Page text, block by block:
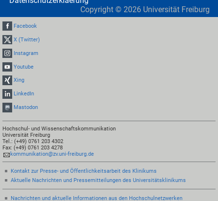
Copyright © 2026 Universität Freiburg
Facebook
X (Twitter)
Instagram
Youtube
Xing
LinkedIn
Mastodon
Hochschul- und Wissenschaftskommunikation
Universität Freiburg
Tel.: (+49) 0761 203 4302
Fax: (+49) 0761 203 4278
kommunikation@zv.uni-freiburg.de
Kontakt zur Presse- und Öffentlichkeitsarbeit des Klinikums
Aktuelle Nachrichten und Pressemitteilungen des Universitätsklinikums
Nachrichten und aktuelle Informationen aus den Hochschulnetzwerken